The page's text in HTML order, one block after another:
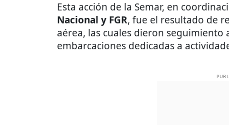
Esta acción de la Semar, en
Nacional y FGR, fue el resultado de
aérea, las cuales dieron
embarcaciones dedicadas a